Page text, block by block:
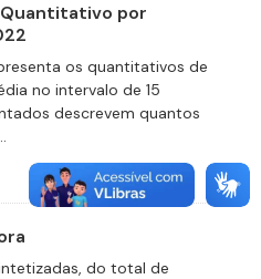
por
os quantitativos de
no intervalo de 15
descrevem quantos
do total de